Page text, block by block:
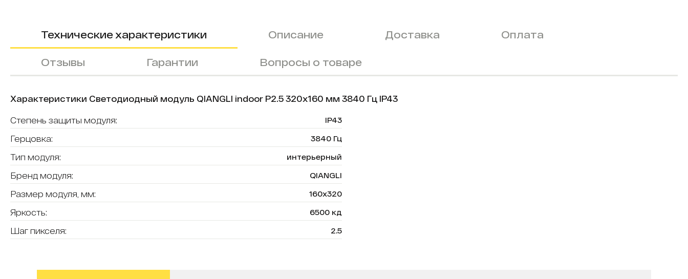
Технические характеристики Описание Доставка Оплата
Отзывы Гарантии Вопросы о товаре
Характеристики Светодиодный модуль QIANGLI indoor P2.5 320х160 мм 3840 Гц IP43
Степень защиты модуля: IP43
Герцовка: 3840 Гц
Тип модуля: интерьерный
Бренд модуля: QIANGLI
Размер модуля, мм: 160х320
Яркость: 6500 кд
Шаг пикселя: 2.5